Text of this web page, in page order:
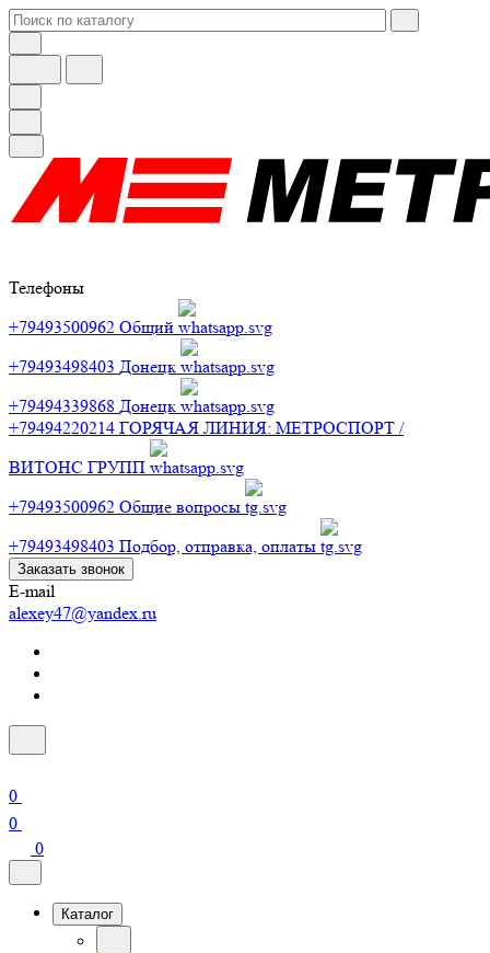
Телефоны
+79493500962 Общий
+79493498403 Донецк
+79494339868 Донецк
+79494220214 ГОРЯЧАЯ ЛИНИЯ: МЕТРОСПОРТ /
ВИТОНС ГРУПП
+79493500962 Общие вопросы
+79493498403 Подбор, отправка, оплаты
Заказать звонок
E-mail
alexey47@yandex.ru
0
0
0
Каталог